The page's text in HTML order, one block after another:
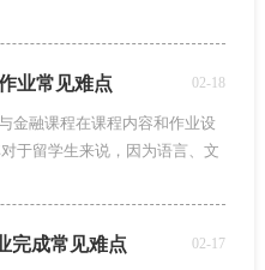
业常见难点 02-18
金融课程在课程内容和作业设
于留学生来说，因为语言、文
完成常见难点 02-17